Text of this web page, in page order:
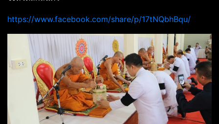
https://www.facebook.com/share/p/17tNQbhBqu/